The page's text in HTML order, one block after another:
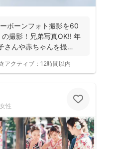
ボーンフォト撮影を60
撮影！兄弟写真OK!! 年
さんや赤ちゃんを撮
アクティブ： 12時間以内
女性